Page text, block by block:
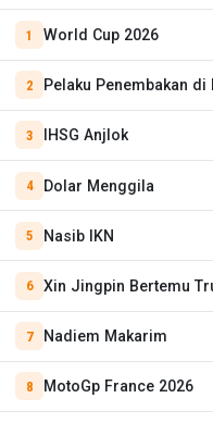
World Cup 2026
Pelaku Penembakan di
IHSG Anjlok
Dolar Menggila
Nasib IKN
Xin Jingpin Bertemu
Nadiem Makarim
MotoGp France 2026